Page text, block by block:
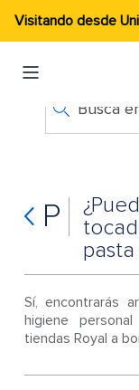
Visitando desde
P
Sí, encontrarás
higiene
tiendas Royal a